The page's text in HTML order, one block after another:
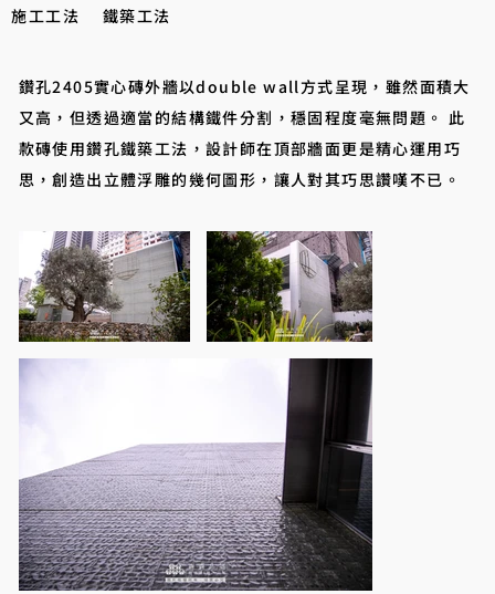
鑽孔2405實心磚外牆以double wall方式呈現，雖然面積大
又高，但透過適當的結構鐵件分割，穩固程度毫無問題。 此
款磚使用鑽孔鐵築工法，設計師在頂部牆面更是精心運用巧
思，創造出立體浮雕的幾何圖形，讓人對其巧思讚嘆不已。
施工工法 鐵築工法